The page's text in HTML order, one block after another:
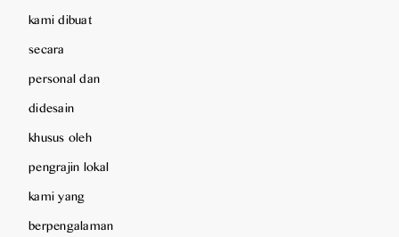
kami dibuat
secara
personal dan
didesain
khusus oleh
pengrajin lokal
kami yang
berpengalaman